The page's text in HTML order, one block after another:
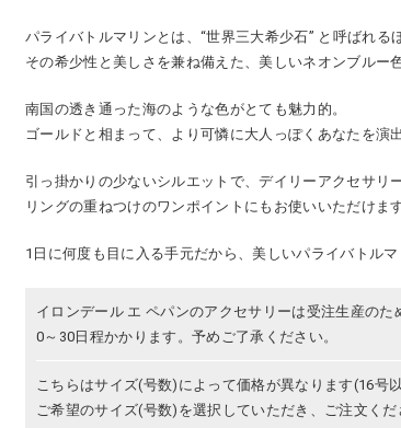
パライバトルマリンとは、“世界三大希少石” と呼ばれる
その希少性と美しさを兼ね備えた、美しいネオンブルー
南国の透き通った海のような色がとても魅力的。
ゴールドと相まって、より可憐に大人っぽくあなたを演
引っ掛かりの少ないシルエットで、デイリーアクセサリ
リングの重ねつけのワンポイントにもお使いいただけます
1日に何度も目に入る手元だから、美しいパライバトル
イロンデール エ ペパンのアクセサリーは受注生産の
0～30日程かかります。予めご了承ください。
こちらはサイズ(号数)によって価格が異なります(16号
ご希望のサイズ(号数)を選択していただき、ご注文くだ